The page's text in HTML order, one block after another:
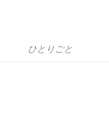
ひとりごと